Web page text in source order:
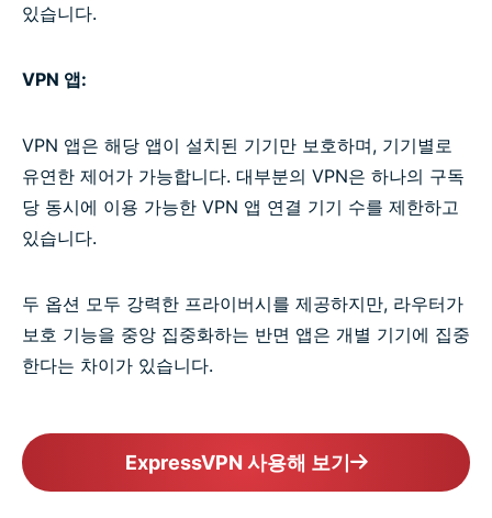
있습니다.
VPN 앱:
VPN 앱은 해당 앱이 설치된 기기만 보호하며, 기기별로
유연한 제어가 가능합니다. 대부분의 VPN은 하나의 구독
당 동시에 이용 가능한 VPN 앱 연결 기기 수를 제한하고
있습니다.
두 옵션 모두 강력한 프라이버시를 제공하지만, 라우터가
보호 기능을 중앙 집중화하는 반면 앱은 개별 기기에 집중
한다는 차이가 있습니다.
ExpressVPN 사용해 보기